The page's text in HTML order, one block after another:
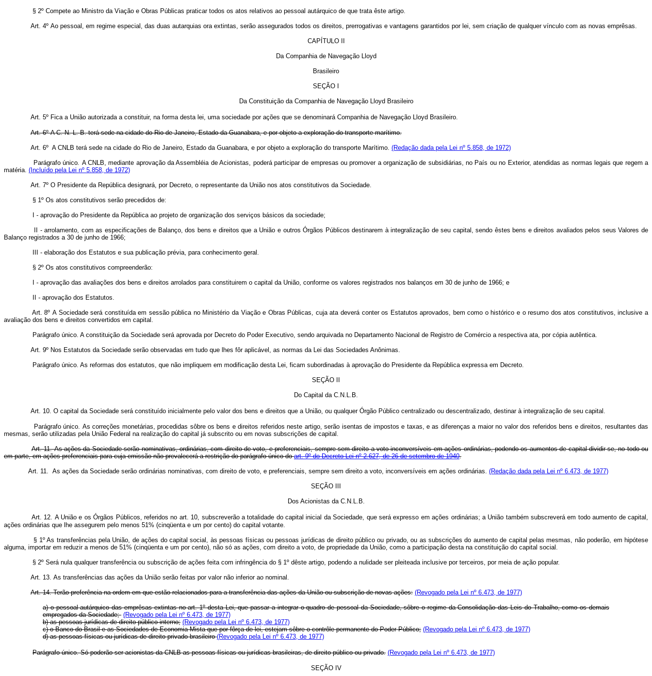
§ 2º Compete ao Ministro da Viação e Obras Públicas praticar todos os atos relativos ao pessoal autárquico de que trata êste artigo.
Art. 4º Ao pessoal, em regime especial, das duas autarquias ora extintas, serão assegurados todos os direitos, prerrogativas e vantagens garantidos por lei, sem criação de qualquer vínculo com as novas emprêsas.
CAPÍTULO II
Da Companhia de Navegação Lloyd
Brasileiro
SEÇÃO I
Da Constituição da Companhia de Navegação Lloyd Brasileiro
Art. 5º Fica a União autorizada a constituir, na forma desta lei, uma sociedade por ações que se denominará Companhia de Navegação Lloyd Brasileiro.
Art. 6º A C. N. L. B. terá sede na cidade do Rio de Janeiro, Estado da Guanabara, e por objeto a exploração do transporte marítimo.
Art. 6º A CNLB terá sede na cidade do Rio de Janeiro, Estado da Guanabara, e por objeto a exploração do transporte Marítimo. (Redação dada pela Lei nº 5.858, de 1972)
Parágrafo único. A CNLB, mediante aprovação da Assembléia de Acionistas, poderá participar de empresas ou promover a organização de subsidiárias, no País ou no Exterior, atendidas as normas legais que regem a
matéria. (Incluído pela Lei nº 5.858, de 1972)
Art. 7º O Presidente da República designará, por Decreto, o representante da União nos atos constitutivos da Sociedade.
§ 1º Os atos constitutivos serão precedidos de:
I - aprovação do Presidente da República ao projeto de organização dos serviços básicos da sociedade;
II - arrolamento, com as especificações de Balanço, dos bens e direitos que a União e outros Órgãos Públicos destinarem à integralização de seu capital, sendo êstes bens e direitos avaliados pelos seus Valores de
Balanço registrados a 30 de junho de 1966;
III - elaboração dos Estatutos e sua publicação prévia, para conhecimento geral.
§ 2º Os atos constitutivos compreenderão:
I - aprovação das avaliações dos bens e direitos arrolados para constituirem o capital da União, conforme os valores registrados nos balanços em 30 de junho de 1966; e
II - aprovação dos Estatutos.
Art. 8º A Sociedade será constituída em sessão pública no Ministério da Viação e Obras Públicas, cuja ata deverá conter os Estatutos aprovados, bem como o histórico e o resumo dos atos constitutivos, inclusive a
avaliação dos bens e direitos convertidos em capital.
Parágrafo único. A constituição da Sociedade será aprovada por Decreto do Poder Executivo, sendo arquivada no Departamento Nacional de Registro de Comércio a respectiva ata, por cópia autêntica.
Art. 9º Nos Estatutos da Sociedade serão observadas em tudo que lhes fôr aplicável, as normas da Lei das Sociedades Anônimas.
Parágrafo único. As reformas dos estatutos, que não impliquem em modificação desta Lei, ficam subordinadas à aprovação do Presidente da República expressa em Decreto.
SEÇÃO II
Do Capital da C.N.L.B.
Art. 10. O capital da Sociedade será constituído inicialmente pelo valor dos bens e direitos que a União, ou qualquer Órgão Público centralizado ou descentralizado, destinar à integralização de seu capital.
Parágrafo único. As correções monetárias, procedidas sôbre os bens e direitos referidos neste artigo, serão isentas de impostos e taxas, e as diferenças a maior no valor dos referidos bens e direitos, resultantes das
mesmas, serão utilizadas pela União Federal na realização do capital já subscrito ou em novas subscrições de capital.
Art. 11. As ações da Sociedade serão nominativas, ordinárias, com direito de voto, e preferenciais, sempre sem direito a voto inconversíveis em ações ordinárias, podendo os aumentos de capital dividir-se, no todo ou
em parte, em ações preferenciais para cuja emissão não prevalecerá a restrição do parágrafo único doart. 9º do Decreto-Lei nº 2.627, de 26 de setembro de 1940.
Art. 11. As ações da Sociedade serão ordinárias nominativas, com direito de voto, e preferenciais, sempre sem direito a voto, inconversíveis em ações ordinárias. (Redação dada pela Lei nº 6.473, de 1977)
SEÇÃO III
Dos Acionistas da C.N.L.B.
Art. 12. A União e os Órgãos Públicos, referidos no art. 10, subscreverão a totalidade do capital inicial da Sociedade, que será expresso em ações ordinárias; a União também subscreverá em todo aumento de capital,
ações ordinárias que lhe assegurem pelo menos 51% (cinqüenta e um por cento) do capital votante.
§ 1º As transferências pela União, de ações do capital social, às pessoas físicas ou pessoas jurídicas de direito público ou privado, ou as subscrições do aumento de capital pelas mesmas, não poderão, em hipótese
alguma, importar em reduzir a menos de 51% (cinqüenta e um por cento), não só as ações, com direito a voto, de propriedade da União, como a participação desta na constituição do capital social.
§ 2º Será nula qualquer transferência ou subscrição de ações feita com infringência do § 1º dêste artigo, podendo a nulidade ser pleiteada inclusive por terceiros, por meia de ação popular.
Art. 13. As transferências das ações da União serão feitas por valor não inferior ao nominal.
Art. 14. Terão preferência na ordem em que estão relacionados para a transferência das ações da União ou subscrição de novas ações: (Revogado pela Lei nº 6.473, de 1977)
a) o pessoal autárquico das emprêsas extintas no art. 1º desta Lei, que passar a integrar o quadro de pessoal da Sociedade, sôbre o regime da Consolidação das Leis do Trabalho, como os demais
empregados da Sociedade; (Revogado pela Lei nº 6.473, de 1977)
b) as pessoas jurídicas de direito público interno; (Revogado pela Lei nº 6.473, de 1977)
c) o Banco do Brasil e as Sociedades de Economia Mista que por fôrça de lei, estejam sôbre o contrôle permanente do Poder Público; (Revogado pela Lei nº 6.473, de 1977)
d) as pessoas físicas ou jurídicas de direito privado brasileiro(Revogado pela Lei nº 6.473, de 1977)
Parágrafo único. Só poderão ser acionistas da CNLB as pessoas físicas ou jurídicas brasileiras, de direito público ou privado. (Revogado pela Lei nº 6.473, de 1977)
SEÇÃO IV